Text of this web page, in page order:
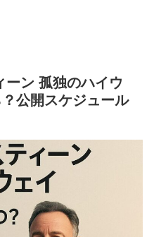
ン 孤独のハイウ
公開スケジュール